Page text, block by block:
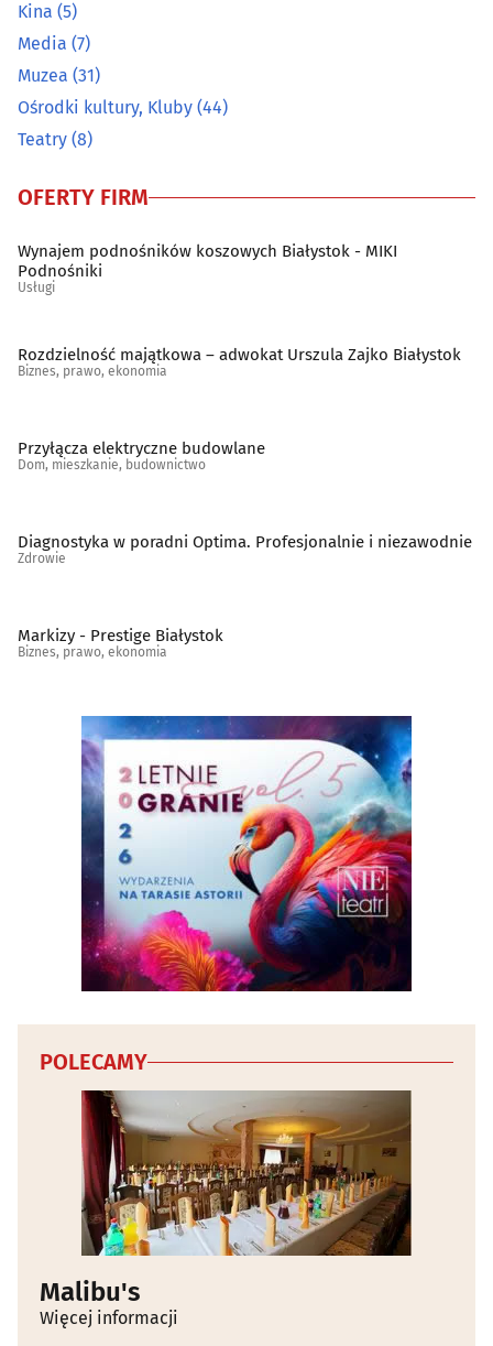
Kina (5)
Media (7)
Muzea (31)
Ośrodki kultury, Kluby (44)
Teatry (8)
OFERTY FIRM
Wynajem podnośników koszowych Białystok - MIKI
Podnośniki
Usługi
Rozdzielność majątkowa – adwokat Urszula Zajko Białystok
Biznes, prawo, ekonomia
Przyłącza elektryczne budowlane
Dom, mieszkanie, budownictwo
Diagnostyka w poradni Optima. Profesjonalnie i niezawodnie
Zdrowie
Markizy - Prestige Białystok
Biznes, prawo, ekonomia
POLECAMY
Malibu's
Więcej informacji